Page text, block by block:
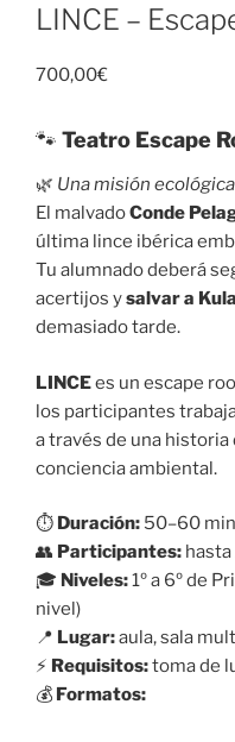
LINCE –
700,00€
🐾 Teatro Escape
🌿 Una misión
El malvadoConde
última lince ibérica
Tu alumnado deberá
acertijos ysalvar a
demasiado tarde.
LINCEes un escape
los participantes
a través de una
conciencia ambiental.
⏱️ Duración: 50–60
👥 Participantes:
🎓 Niveles:1º a 6º de
nivel)
📍 Lugar:aula, sala
⚡ Requisitos:toma de
💰 Formatos: